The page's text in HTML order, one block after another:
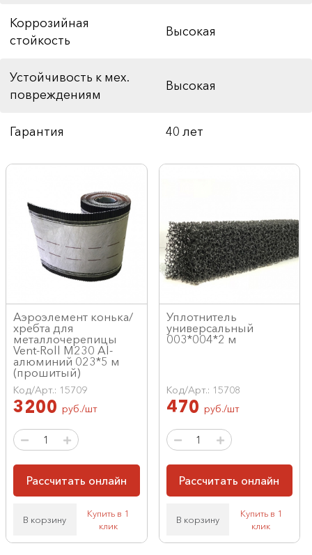
Коррозийная
стойкость
Высокая
Устойчивость к мех.
повреждениям
Высокая
Гарантия 40 лет
Аэроэлемент конька/
хребта для
металлочерепицы
Vent-Roll M230 Al-
алюминий 023*5 м
(прошитый)
Код/Арт.: 15709
3200 руб./шт
Рассчитать онлайн
В корзину
Купить в 1
клик
Уплотнитель
универсальный
003*004*2 м
Код/Арт.: 15708
470 руб./шт
Рассчитать онлайн
В корзину
Купить в 1
клик